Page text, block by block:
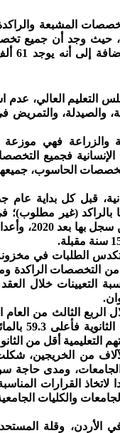
المشبعة
حيث وجد أن جميع
التعليم العالي،
والصيدلة، والتمريض
والزراعة فهي
فجميع
الحاسوب،
قبل كل بداية
تخصصا مصنفا بالراكد (غير
سيتم التوقف
تكدس الطلبات في
غالبيتهم من التخصصات
التعليمية أقل من
من الخريجين،
ومدى حاجة
لاتخاذ القرارات
والكليات الجامعية
الأردن، وقلة